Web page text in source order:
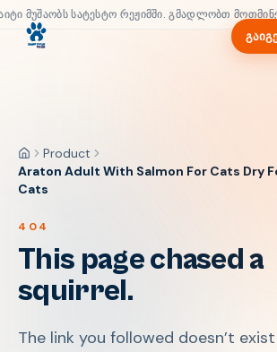
მუშაობს სატესტო რეჟიმში. გმადლობთ
მთავარიProduct
Araton Adult With Salmon For Cats Dry
Cats
404
This page chased a
squirrel.
The link you followed doesn’t